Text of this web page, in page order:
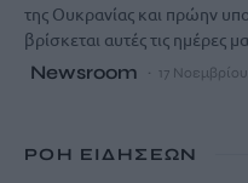
της Ουκρανίας και πρώην
βρίσκεται αυτές τις ημέρες
Newsroom 17
ΡΟΗ ΕΙΔΗΣΕΩΝ